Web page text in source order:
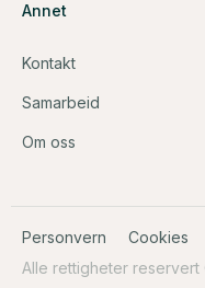
Annet
Kontakt
Samarbeid
Om oss
Personvern Cookies
Alle rettigheter reservert